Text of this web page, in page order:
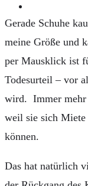
Gerade Schuhe
meine Größe und
per Mausklick ist
Todesurteil – vor
wird. Immer mehr
weil sie sich Miete
können.
Das hat natürlich